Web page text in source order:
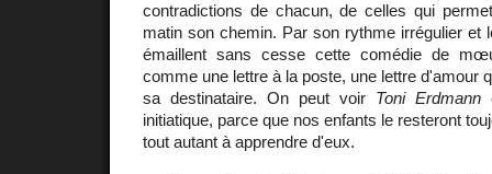
contradictions de chacun, de celles qui
matin son chemin. Par son rythme irrégulier et
émaillent sans cesse cette comédie de
comme une lettre à la poste, une lettre d'amour
sa destinataire. On peut voir Toni Erdmann
initiatique, parce que nos enfants le resteront
tout autant à apprendre d'eux.